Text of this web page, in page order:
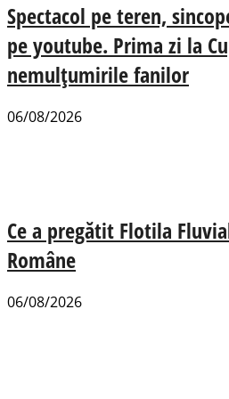
Spectacol pe teren,
pe youtube. Prima zi la
nemulțumirile fanilor
06/08/2026
Ce a pregătit Flotila
Române
06/08/2026